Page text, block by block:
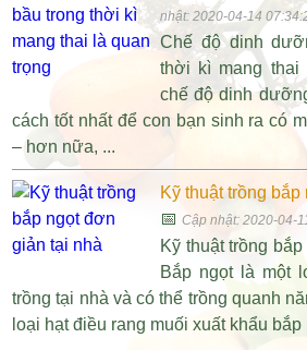
nhật: 2020-04-14
Chế độ dinh
thời kì mang thai
chế độ dinh
cách tốt nhất để con bạn sinh ra có
– hơn nữa, ...
Kỹ thuật trồng
📅 Cập nhật: 2020-04-
Kỹ thuật trồng
Bắp ngọt là một
trồng tại nhà và có thể trồng quanh
loại hạt điều rang muối xuất khẩu bắp